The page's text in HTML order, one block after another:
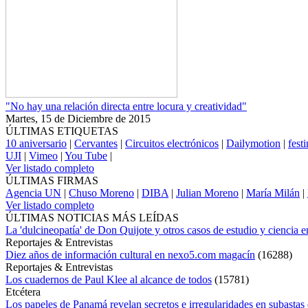
"No hay una relación directa entre locura y creatividad"
Martes, 15 de Diciembre de 2015
ÚLTIMAS ETIQUETAS
10 aniversario | Cervantes | Circuitos electrónicos | Dailymotion |
UJI | Vimeo | You Tube |
Ver listado completo
ÚLTIMAS FIRMAS
Agencia UN | Chuso Moreno | DIBA | Julian Moreno | María Milán |
Ver listado completo
ÚLTIMAS NOTICIAS MÁS LEÍDAS
La 'dulcineopatía' de Don Quijote y otros casos de estudio y ciencia
Reportajes & Entrevistas
Diez años de información cultural en nexo5.com magacín (16288)
Reportajes & Entrevistas
Los cuadernos de Paul Klee al alcance de todos (15781)
Etcétera
Los papeles de Panamá revelan secretos e irregularidades en subastas